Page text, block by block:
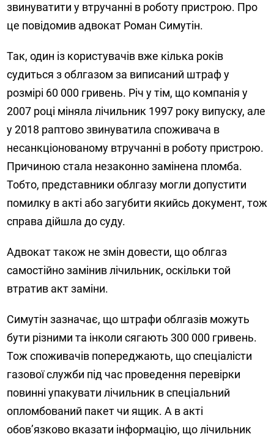
звинуватити у втручанні в роботу пристрою. Про
це повідомив адвокат Роман Симутін.
Так, один із користувачів вже кілька років
судиться з облгазом за виписаний штраф у
розмірі 60 000 гривень. Річ у тім, що компанія у
2007 році міняла лічильник 1997 року випуску, але
у 2018 раптово звинуватила споживача в
несанкціонованому втручанні в роботу пристрою.
Причиною стала незаконно замінена пломба.
Тобто, представники облгазу могли допустити
помилку в акті або загубити якийсь документ, тож
справа дійшла до суду.
Адвокат також не змін довести, що облгаз
самостійно замінив лічильник, оскільки той
втратив акт заміни.
Симутін зазначає, що штрафи облгазів можуть
бути різними та інколи сягають 300 000 гривень.
Тож споживачів попереджають, що спеціалісти
газової служби під час проведення перевірки
повинні упакувати лічильник в спеціальний
опломбований пакет чи ящик. А в акті
обов’язково вказати інформацію, що лічильник